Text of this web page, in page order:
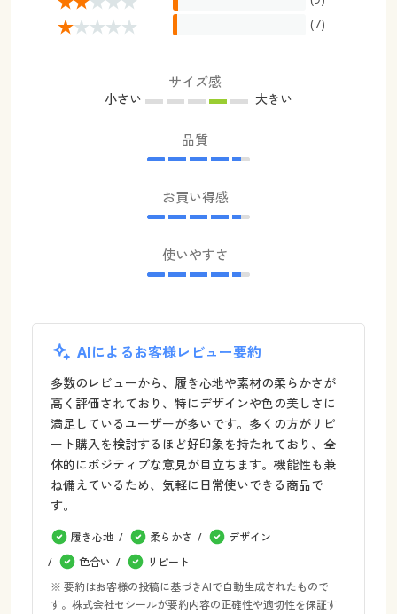
(7)
サイズ感
小さい 大きい
品質
お買い得感
使いやすさ
AIによるお客様レビュー要約
多数のレビューから、履き心地や素材の柔らかさが
高く評価されており、特にデザインや色の美しさに
満足しているユーザーが多いです。多くの方がリピ
ート購入を検討するほど好印象を持たれており、全
体的にポジティブな意見が目立ちます。機能性も兼
ね備えているため、気軽に日常使いできる商品で
す。
履き心地 柔らかさ
デザイン
色合い
リピート
※ 要約はお客様の投稿に基づきAIで自動生成されたもので
す。株式会社セシールが要約内容の正確性や適切性を保証す